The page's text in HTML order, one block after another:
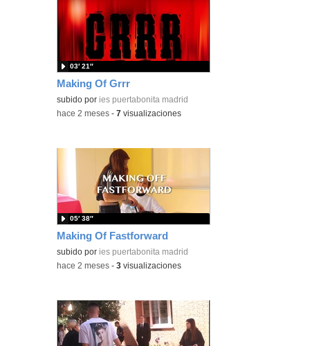
Making Of Grrr
subido pories puertabonita madrid
03′ 21″
-hace 2 meses -7 visualizaciones
Making Of Fastforward
subido pories puertabonita madrid
05′ 38″
-hace 2 meses -3 visualizaciones